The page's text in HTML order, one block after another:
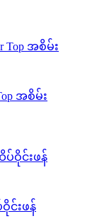
အစိမ်း
င်းဖန်